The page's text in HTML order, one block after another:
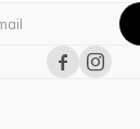
 